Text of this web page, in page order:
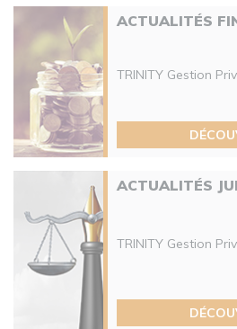
ACTUALITÉS
TRINITY Gestion
ACTUALITÉS
TRINITY Gestion